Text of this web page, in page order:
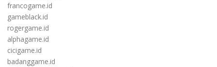
francogame.id
gameblack.id
rogergame.id
alphagame.id
cicigame.id
badanggame.id